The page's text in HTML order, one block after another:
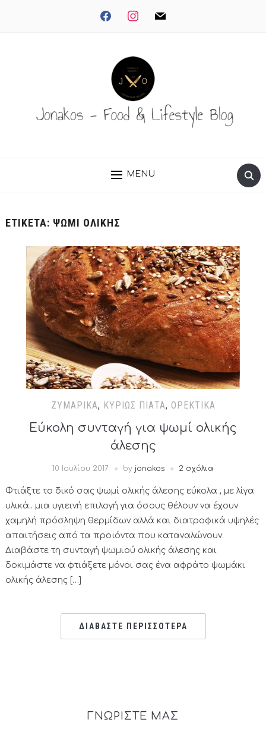
facebookinstagrammail
MENU
ΕΤΙΚΈΤΑ: ΨΩΜΙ ΟΛΙΚΗΣ
ΖΥΜΑΡΙΚΆ, ΚΥΡΊΩΣ ΠΙΆΤΑ, ΟΡΕΚΤΙΚΆ
Εύκολη συνταγή για ψωμί ολικής
άλεσης
10 Ιουλίου 2017 by jonakos 2 σχόλια
Φτιάξτε το δικό σας ψωμί ολικής άλεσης εύκολα , με λίγα
υλικά.. μια υγιεινή επιλογή για όσους θέλουν να έχουν
χαμηλή πρόσληψη θερμίδων αλλά και διατροφικά υψηλές
απαιτήσεις από τα προϊόντα που καταναλώνουν.
Διαβάστε τη συνταγή ψωμιού ολικής άλεσης και
δοκιμάστε να φτιάξετε μόνοι σας ένα αφράτο ψωμάκι
ολικής άλεσης […]
ΔΙΑΒΑΣΤΕ ΠΕΡΙΣΣΟΤΕΡΑ
ΓΝΩΡΙΣΤΕ ΜΑΣ